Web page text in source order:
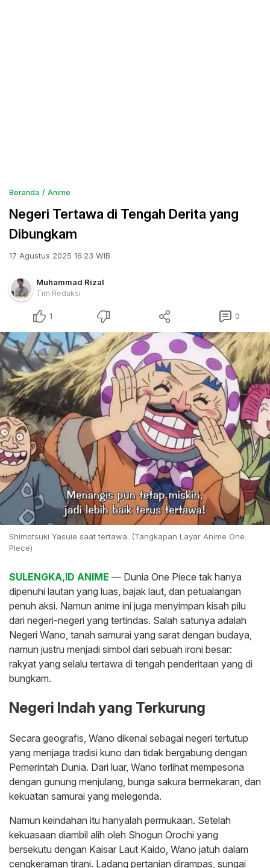
Beranda Anime
Negeri Tertawa di Tengah Derita yang
Dibungkam
17 Agustus 2025 16:23 WIB
Muhammad Rizal
Tim Redaksi
1 0
Shimotsuki Yasuie saat tertawa. (Tangkapan Layar Anime One
PIece)
SULENGKA,ID ANIME — Dunia One Piece tak hanya
dipenuhi lautan yang luas, bajak laut, dan petualangan
penuh aksi. Namun anime ini juga menyimpan kisah pilu
dari negeri-negeri yang tertindas. Salah satunya adalah
Negeri Wano, tanah samurai yang sarat dengan budaya,
namun justru menjadi simbol dari sebuah ironi besar:
rakyat yang selalu tertawa di tengah penderitaan yang di
bungkam.
‎Negeri Indah yang Terkurung
‎Secara geografis, Wano dikenal sebagai negeri tertutup
yang menjaga tradisi kuno dan tidak bergabung dengan
Pemerintah Dunia. Dari luar, Wano terlihat mempesona
dengan gunung menjulang, bunga sakura bermekaran, dan
kekuatan samurai yang melegenda.
‎Namun keindahan itu hanyalah permukaan. Setelah
kekuasaan diambil alih oleh Shogun Orochi yang
bersekutu dengan Kaisar Laut Kaido, Wano jatuh dalam
cengkeraman tirani. Ladang pertanian dirampas, sungai